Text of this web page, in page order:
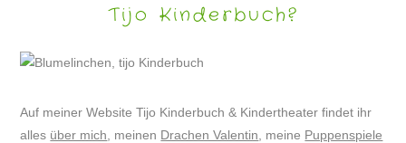
Tijo Kinderbuch?
Auf meiner Website Tijo Kinderbuch & Kindertheater findet ihr
alles über mich , meinen Drachen Valentin , meine Puppenspiele